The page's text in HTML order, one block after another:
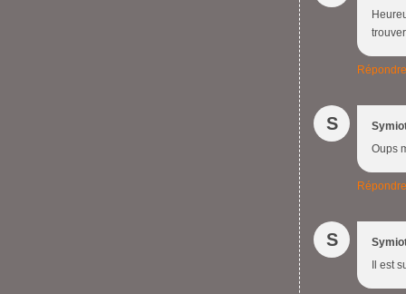
Répondre
S
Oups
Répondre
S
Il est